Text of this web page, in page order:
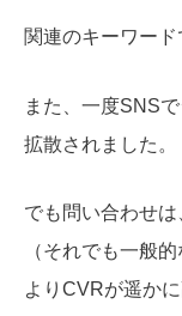
関連のキーワード
また、一度SNS
拡散されました。
でも問い合わせ
（それでも一般
よりCVRが遥か